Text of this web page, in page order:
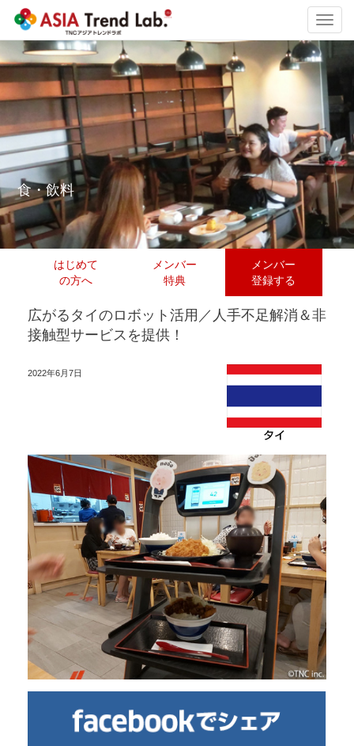
食・飲料
はじめて
の方へ
メンバー
特典
メンバー
登録する
広がるタイのロボット活用／人手不足解消＆非
接触型サービスを提供！
2022年6月7日